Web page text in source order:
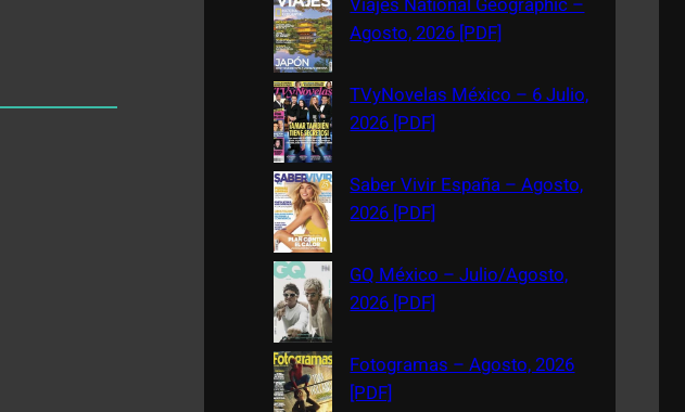
Agosto, 2026 [PDF]
TVyNovelas México – 6 Julio,
2026 [PDF]
Saber Vivir España – Agosto,
2026 [PDF]
GQ México – Julio/Agosto,
2026 [PDF]
Fotogramas – Agosto, 2026
[PDF]